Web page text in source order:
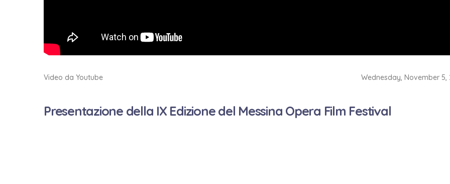
Video da Youtube Wednesday, November 5,
Presentazione della IX Edizione del Messina Opera Film Festival